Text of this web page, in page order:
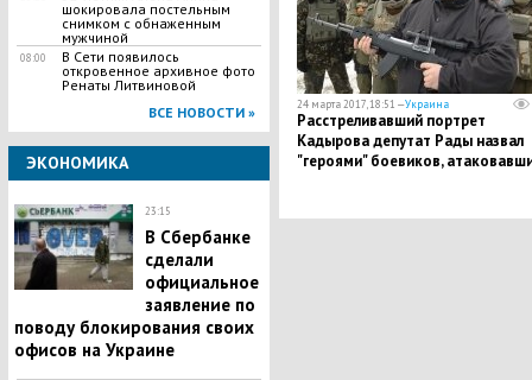
шокировала постельным
снимком с обнаженным
мужчиной
08:00
В Сети появилось
откровенное архивное фото
Ренаты Литвиновой
ВСЕ НОВОСТИ »
ЭКОНОМИКА
23:15
В Сбербанке
сделали
официальное
заявление по
поводу блокирования своих
офисов на Украине
24 марта 2017, 18:51 —Украина
Расстреливавший портрет
Кадырова депутат Рады назвал
"героями" боевиков,